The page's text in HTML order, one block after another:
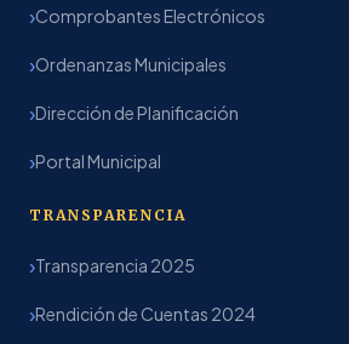
Comprobantes Electrónicos
Ordenanzas Municipales
Dirección de Planificación
Portal Municipal
TRANSPARENCIA
Transparencia 2025
Rendición de Cuentas 2024